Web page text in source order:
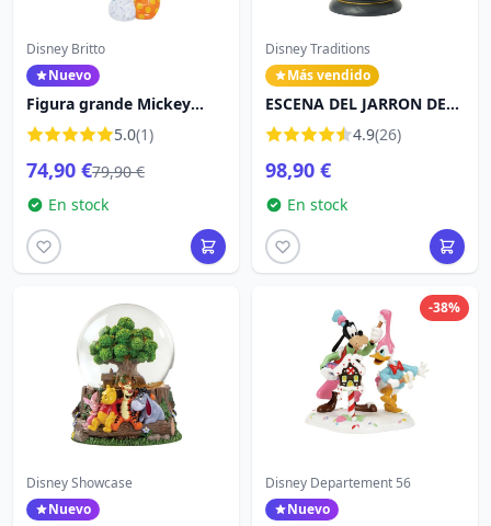
Disney Britto
Nuevo
Figura grande Mickey
Mouse - Disney Britto
5.0(1)
74,90 €79,90 €
En stock
Disney Traditions
Más vendido
ESCENA DEL JARRON DE
HÉRCULES - DISNEY
TRADITIONS
4.9(26)
98,90 €
En stock
Disney Showcase
Nuevo
-38%
Disney Departement 56
Nuevo